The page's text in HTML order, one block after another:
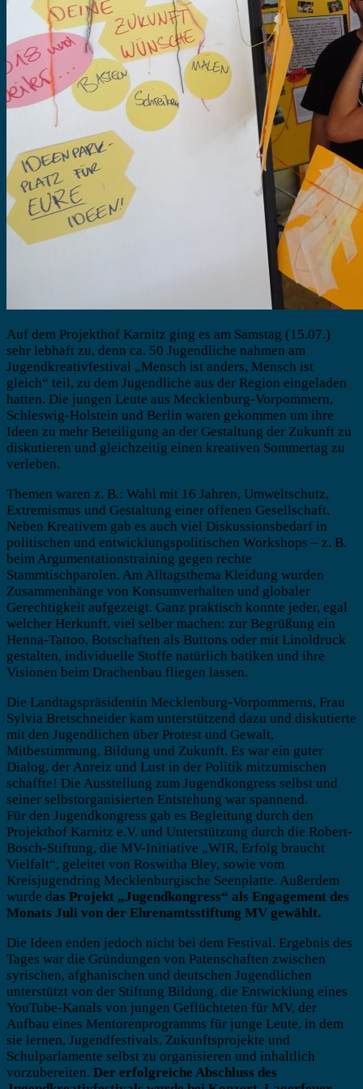
Auf dem Projekthof Karnitz ging es am Samstag (15.07.)
sehr lebhaft zu, denn ca. 50 Jugendliche nahmen am
Jugendkreativfestival „Mensch ist anders, Mensch ist
gleich“ teil, zu dem Jugendliche aus der Region eingeladen
hatten. Die jungen Leute aus Mecklenburg-Vorpommern,
Schleswig-Holstein und Berlin waren gekommen um ihre
Ideen zu mehr Beteiligung an der Gestaltung der Zukunft zu
diskutieren und gleichzeitig einen kreativen Sommertag zu
verleben.
Themen waren z. B.: Wahl mit 16 Jahren, Umweltschutz,
Extremismus und Gestaltung einer offenen Gesellschaft.
Neben Kreativem gab es auch viel Diskussionsbedarf in
politischen und entwicklungspolitischen Workshops – z. B.
beim Argumentationstraining gegen rechte
Stammtischparolen. Am Alltagsthema Kleidung wurden
Zusammenhänge von Konsumverhalten und globaler
Gerechtigkeit aufgezeigt. Ganz praktisch konnte jeder, egal
welcher Herkunft, viel selber machen: zur Begrüßung ein
Henna-Tattoo, Botschaften als Buttons oder mit Linoldruck
gestalten, individuelle Stoffe natürlich batiken und ihre
Visionen beim Drachenbau fliegen lassen.
Die Landtagspräsidentin Mecklenburg-Vorpommerns, Frau
Sylvia Bretschneider kam unterstützend dazu und diskutierte
mit den Jugendlichen über Protest und Gewalt,
Mitbestimmung, Bildung und Zukunft. Es war ein guter
Dialog, der Anreiz und Lust in der Politik mitzumischen
schaffte! Die Ausstellung zum Jugendkongress selbst und
seiner selbstorganisierten Entstehung war spannend.
Für den Jugendkongress gab es Begleitung durch den
Projekthof Karnitz e.V. und Unterstützung durch die Robert-
Bosch-Stiftung, die MV-Initiative „WIR, Erfolg braucht
Vielfalt“, geleitet von Roswitha Bley, sowie vom
Kreisjugendring Mecklenburgische Seenplatte. Außerdem
wurde das Projekt „Jugendkongress“ als Engagement des
Monats Juli von der Ehrenamtsstiftung MV gewählt.
Die Ideen enden jedoch nicht bei dem Festival. Ergebnis des
Tages war die Gründungen von Patenschaften zwischen
syrischen, afghanischen und deutschen Jugendlichen
unterstützt von der Stiftung Bildung, die Entwicklung eines
YouTube-Kanals von jungen Geflüchteten für MV, der
Aufbau eines Mentorenprogramms für junge Leute, in dem
sie lernen, Jugendfestivals, Zukunftsprojekte und
Schulparlamente selbst zu organisieren und inhaltlich
vorzubereiten. Der erfolgreiche Abschluss des